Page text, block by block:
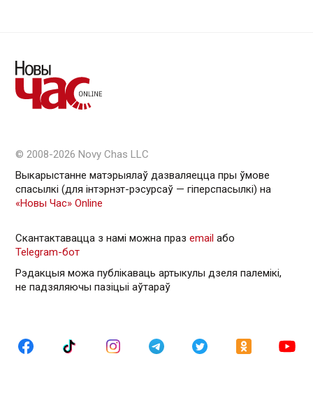
© 2008-2026 Novy Chas LLC
Выкарыстанне матэрыялаў дазваляецца пры ўмове
спасылкі (для інтэрнэт-рэсурсаў — гiперспасылкi) на
«Новы Час» Online
Скантактавацца з намі можна праз email або
Telegram-бот
Рэдакцыя можа публікаваць артыкулы дзеля палемікі,
не падзяляючы пазіцыі аўтараў